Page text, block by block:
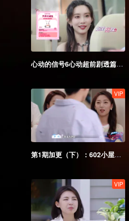
心动的信号6心动超前剧透篇海外版第一版
VIP
第1期加更（下）：602小屋双胞胎出击
VIP